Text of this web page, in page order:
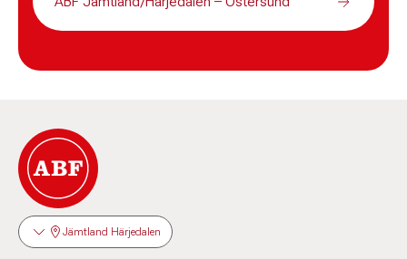
Jämtland Härjedalen